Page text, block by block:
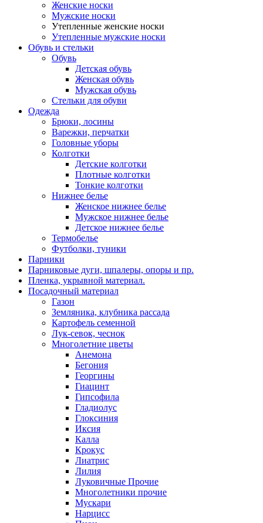
Женские носки
Мужские носки
Утепленные женские носки
Утепленные мужские носки
Обувь и стельки
Обувь
Детская обувь
Женская обувь
Мужская обувь
Стельки для обуви
Одежда
Брюки, лосины
Варежки, перчатки
Головные уборы
Колготки
Детские колготки
Плотные колготки
Тонкие колготки
Нижнее белье
Женское нижнее белье
Мужское нижнее белье
Детское нижнее белье
Термобелье
Футболки, туники
Парники
Парниковые дуги, шпалеры, опоры и пр.
Пленка, укрывной материал.
Посадочный материал
Газон
Земляника, клубника рассада
Картофель семенной
Лук-севок, чеснок
Многолетние цветы
Анемона
Бегония
Георгины
Гиацинт
Гипсофила
Гладиолус
Глоксиния
Иксия
Калла
Крокус
Лиатрис
Лилия
Луковичные Прочие
Многолетники прочие
Мускари
Нарцисс